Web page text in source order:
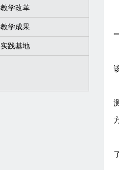
教学改革
教学成果
实践基地